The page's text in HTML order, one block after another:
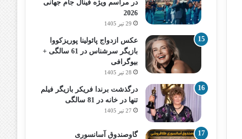
در مراسم ویژه فینال جام جهانی
2026
29 تیر 1405
عکس ازدواج پائولینا پوریزکووا
بازیگر سرشناس در 61 سالگی +
بیوگرافی
28 تیر 1405
درگذشت برندا فریکر بازیگر فیلم
تنها در خانه در 81 سالگی
27 تیر 1405
گاوصندوق آسانسوری